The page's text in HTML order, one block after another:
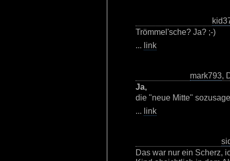
Trömmel'sche? Ja? ;-)
... link
mark793,
Ja,
die "neue Mitte"
... link
Das war nur ein Scherz,